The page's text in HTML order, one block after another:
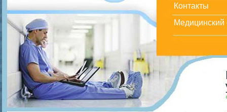
Контакты
Медицинский